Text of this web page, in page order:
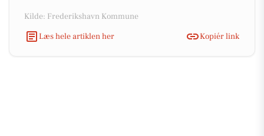
Kilde: Frederikshavn Kommune
Læs hele artiklen her
Kopiér link